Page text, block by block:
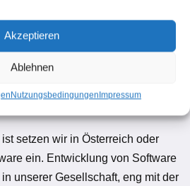
Akzeptieren
Ablehnen
NutzungsbedingungenImpressum
österreichische
Entwicklungen
zu Österreich und Europa
setzen wir in Österreich oder
ein. Entwicklung von Software
unserer Gesellschaft, eng mit der